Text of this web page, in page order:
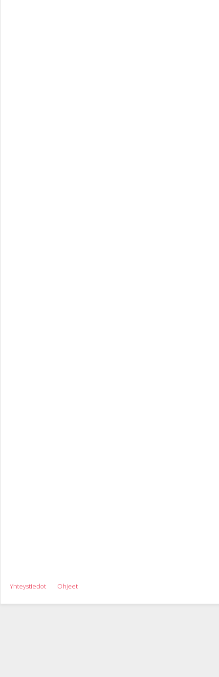
Yhteystiedot Ohjeet